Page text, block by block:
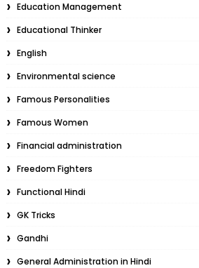
Education Management
Educational Thinker
English
Environmental science
Famous Personalities
Famous Women
Financial administration
Freedom Fighters
Functional Hindi
GK Tricks
Gandhi
General Administration in Hindi